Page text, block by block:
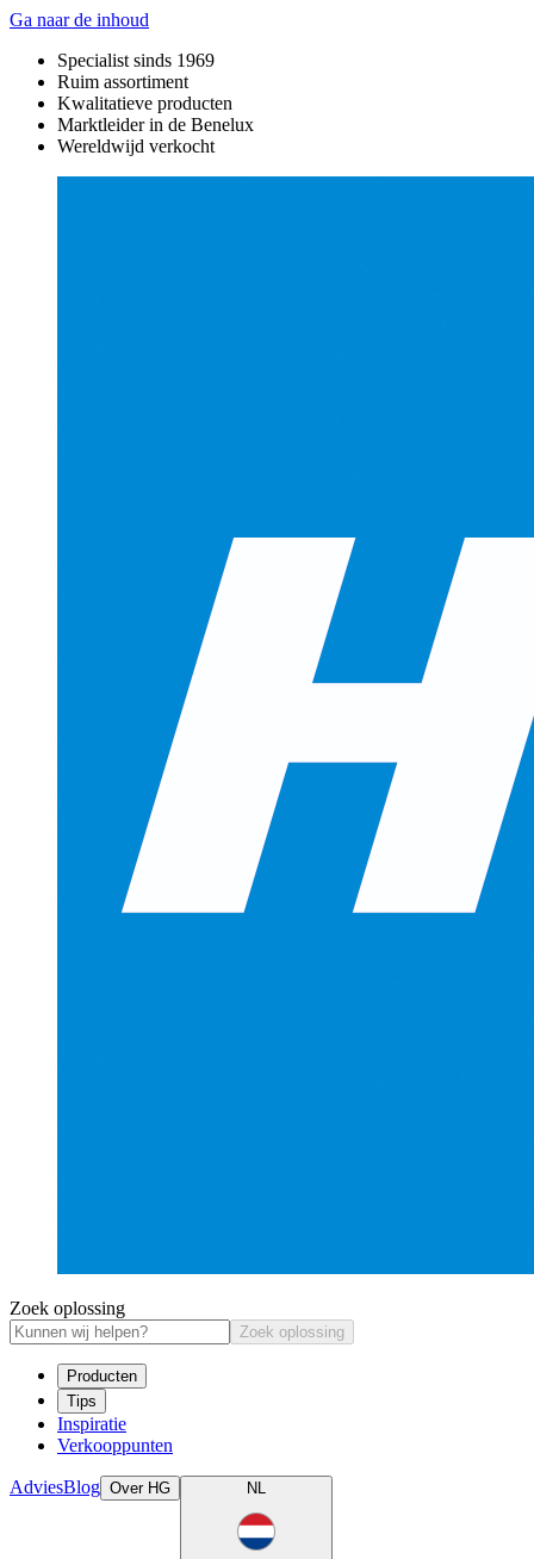
Ga naar de inhoud
Specialist sinds 1969
Ruim assortiment
Kwalitatieve producten
Marktleider in de Benelux
Wereldwijd verkocht
Zoek oplossing
Zoek oplossing
Producten
Tips
Inspiratie
Verkooppunten
AdviesBlog Over HG NL